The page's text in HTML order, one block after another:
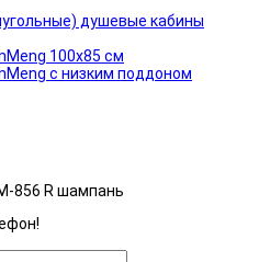
душевые кабины
100x85 см
с низким поддоном